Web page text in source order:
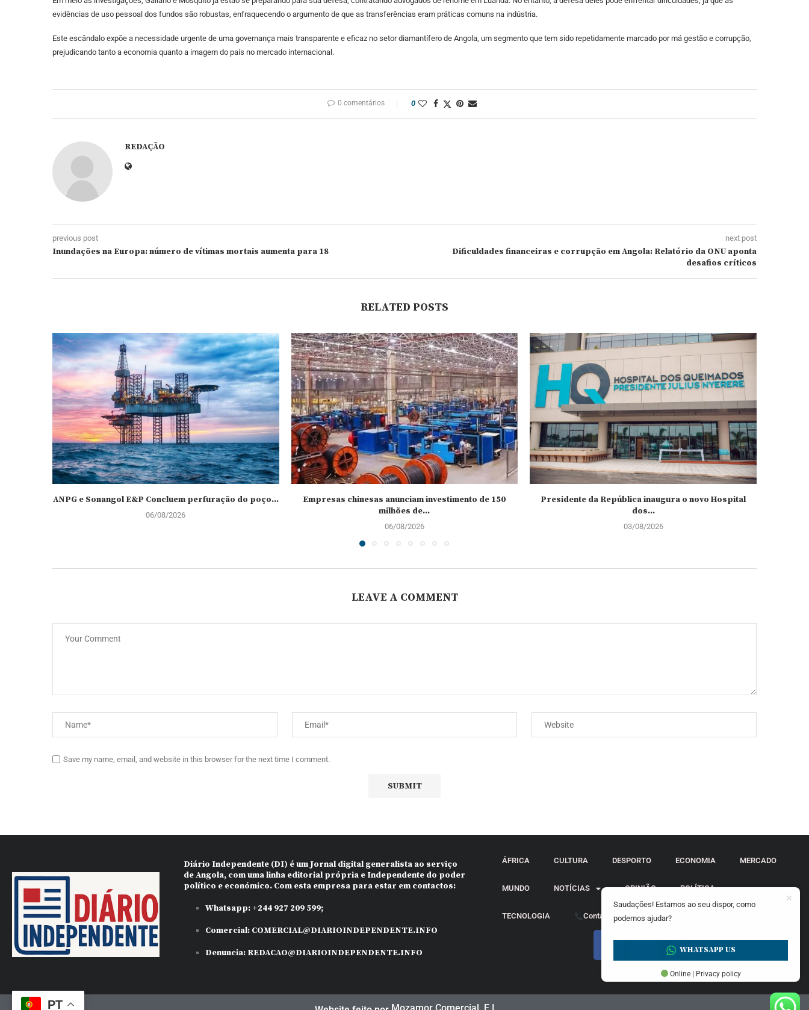
evidências de uso pessoal dos fundos são robustas, enfraquecendo o argumento de que as transferências eram práticas comuns na indústria.
Este escândalo expõe a necessidade urgente de uma governança mais transparente e eficaz no setor diamantífero de Angola, um segmento que tem sido repetidamente marcado por má gestão e corrupção,
prejudicando tanto a economia quanto a imagem do país no mercado internacional.
0 comentários 0
REDAÇÃO
previous post
Inundações na Europa: número de vítimas mortais aumenta para 18
next post
Dificuldades financeiras e corrupção em Angola: Relatório da ONU aponta
desafios críticos
RELATED POSTS
ANPG e Sonangol E&P Concluem perfuração do poço...
06/08/2026
Empresas chinesas anunciam investimento de 150
milhões de...
06/08/2026
Presidente da República inaugura o novo Hospital
dos...
03/08/2026
LEAVE A COMMENT
Save my name, email, and website in this browser for the next time I comment.
Diário Independente (DI) é um Jornal digital generalista ao serviço
de Angola, com uma linha editorial própria e Independente do poder
político e económico. Com esta empresa para estar em contactos:
Whatsapp:+244 927 209 599;
Comercial: COMERCIAL@DIARIOINDEPENDENTE.INFO
Denuncia: REDACAO@DIARIOINDEPENDENTE.INFO
ÁFRICA CULTURA DESPORTO ECONOMIA MERCADO
MUNDO NOTÍCIAS OPINIÃO POLÍTICA
TECNOLOGIA Contactos
PT
Saudações! Estamos ao seu dispor, como
podemos ajudar?
WHATSAPP US
Online | Privacy policy